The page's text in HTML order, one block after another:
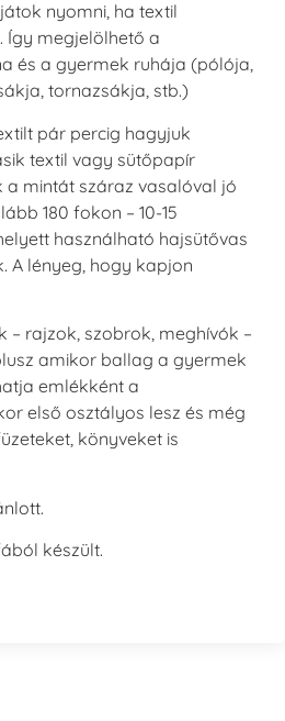
-
Vízkék
Ft
nyomni, ha textil
Így megjelölhető a
és a gyermek ruhája (pólója,
tornazsákja, stb.)
pár percig hagyjuk
textil vagy sütőpapír
a mintát száraz vasalóval jó
180 fokon – 10-15
használható hajsütővas
A lényeg, hogy kapjon
rajzok, szobrok, meghívók –
amikor ballag a gyermek
emlékként a
első osztályos lesz és még
könyveket is
készült.